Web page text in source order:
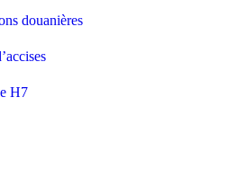
douanières
H7